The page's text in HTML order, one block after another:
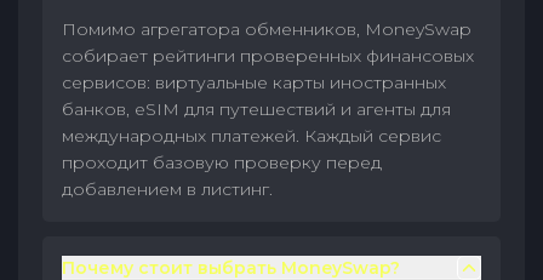
Помимо агрегатора обменников, MoneySwap
собирает рейтинги проверенных финансовых
сервисов: виртуальные карты иностранных
банков, eSIM для путешествий и агенты для
международных платежей. Каждый сервис
проходит базовую проверку перед
добавлением в листинг.
Почему стоит выбрать MoneySwap?